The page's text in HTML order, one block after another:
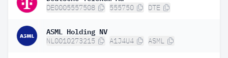
DE0005557508 555750 DTE
ASML Holding NV
NL0010273215 A1J4U4 ASML